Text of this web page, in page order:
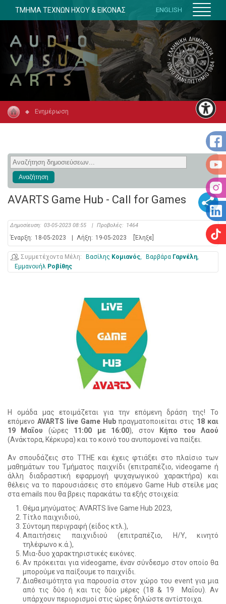
ΤΜΗΜΑ ΤΕΧΝΩΝ ΗΧΟΥ & ΕΙΚΟΝΑΣ ENGLISH
Ενημέρωση
AVARTS Game Hub - Call for Games
Δημοσίευση: 03-05-2023 08:55 | Προβολές: 1464
Έναρξη: 18-05-2023 Λήξη: 19-05-2023 [Έληξε]
Συμμετέχοντα Μέλη Βασίλης Κομιανός Βαρβάρα Γαρνέλη
Εμμανουήλ Ροβίθης
Η ομάδα μας ετοιμάζεται για την επόμενη δράση της! Το
επόμενο AVARTS live Game Hubπραγματοποιείται στις 18 και
19 Μαΐου (ώρες 11:00 με 16:00), στον
Κήπο του Λαού
(Ανάκτορα, Κέρκυρα) και το κοινό του ανυπομονεί να παίξει.
Αν σπουδάζεις στο ΤΤΗΕ και έχεις φτιάξει στο πλαίσιο των
μαθημάτων του Τμήματος παιχνίδι (επιτραπέζιο, videogame ή
άλλη διαδραστική εφαρμογή ψυχαγωγικού χαρακτήρα) και
θέλεις να το παρουσιάσεις στο επόμενο Game Hub στείλε μας
στα emails που θα βρεις παρακάτω τα εξής στοιχεία:
Θέμα μηνύματος: AVARTS live Game Hub 2023,
Τίτλο παιχνιδιού,
Σύντομη περιγραφή (είδος κτλ.),
Απαιτήσεις παιχνιδιού (επιτραπέζιο, Η/Υ, κινητό
τηλέφωνο κ.ά.),
Μια-δυο χαρακτηριστικές εικόνες.
Αν πρόκειται για videogame, έναν σύνδεσμο στον οποίο θα
μπορούμε να παίξουμε το παιχνίδι.
Διαθεσιμότητα για παρουσία στον χώρο του event για μια
από τις δύο ή και τις δύο μέρες (18 & 19 Μαΐου). Αν
υπάρχουν περιορισμοί στις ώρες δηλώστε αντίστοιχα.